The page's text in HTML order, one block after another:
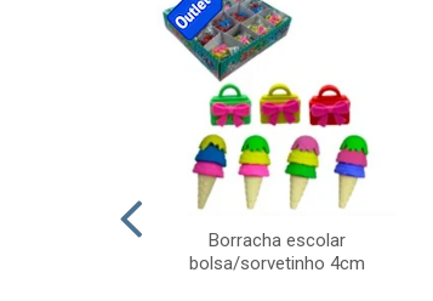
Borracha escolar
bolsa/sorvetinho 4cm